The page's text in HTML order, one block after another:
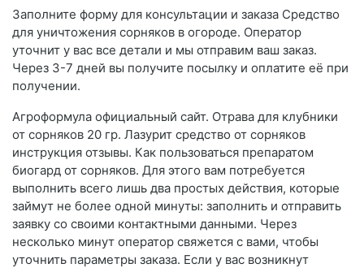
Заполните форму для консультации и заказа Средство
для уничтожения сорняков в огороде. Оператор
уточнит у вас все детали и мы отправим ваш заказ.
Через 3-7 дней вы получите посылку и оплатите её при
получении.
Агроформула официальный сайт. Отрава для клубники
от сорняков 20 гр. Лазурит средство от сорняков
инструкция отзывы. Как пользоваться препаратом
биогард от сорняков. Для этого вам потребуется
выполнить всего лишь два простых действия, которые
займут не более одной минуты: заполнить и отправить
заявку со своими контактными данными. Через
несколько минут оператор свяжется с вами, чтобы
уточнить параметры заказа. Если у вас возникнут